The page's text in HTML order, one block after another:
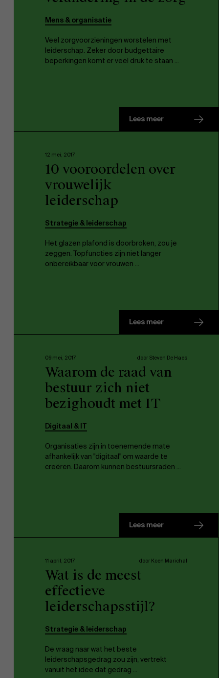
Mens & organisatie
Veel zorgvoorzieningen worstelen met
leiderschap. Zeker door budgettaire
beperkingen komt er veel druk te staan ...
Lees meer
12 mei, 2017
10 vooroordelen over
vrouwelijk
leiderschap
Strategie & leiderschap
Het glazen plafond is doorbroken, zou je
zeggen. Topfuncties zijn niet langer
onbereikbaar voor vrouwen ...
Lees meer
09 mei, 2017 door Steven De Haes
Waarom de raad van
bestuur zich niet
bezighoudt met IT
Digitaal & IT
Organisaties zijn in toenemende mate
afhankelijk van "digitaal" om waarde te
creëren. Daarom kunnen bestuursraden ...
Lees meer
11 april, 2017 door Koen Marichal
Wat is de meest
effectieve
leiderschapsstijl?
Strategie & leiderschap
De vraag naar wat het beste
leiderschapsgedrag zou zijn, vertrekt
vanuit het idee dat gedrag ...